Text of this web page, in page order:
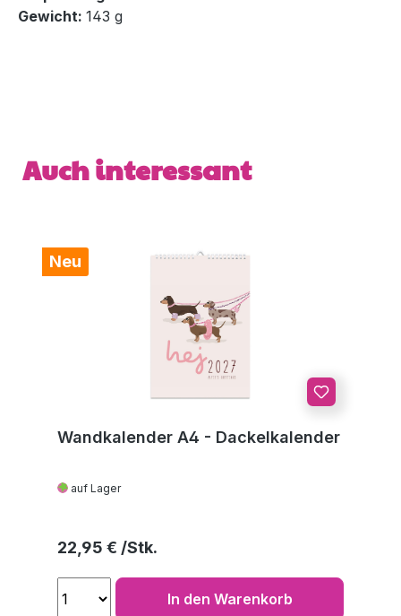
Gewicht: 143 g
Produktgalerie überspringen
Auch interessant
Neu
Wandkalender A4 - Dackelkalender
auf Lager
Regulärer Preis:
22,95 €
In den Warenkorb